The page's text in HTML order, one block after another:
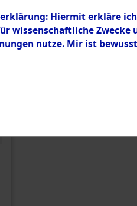
Hiermit erkläre
wissenschaftliche
nutze. Mir ist